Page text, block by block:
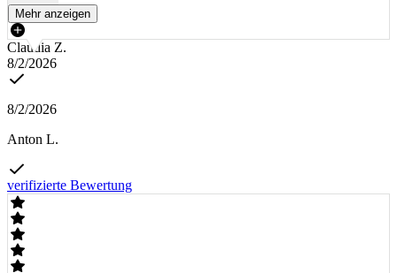
Mehr anzeigen
Claudia Z.
8/2/2026
8/2/2026
Anton L.
verifizierte Bewertung